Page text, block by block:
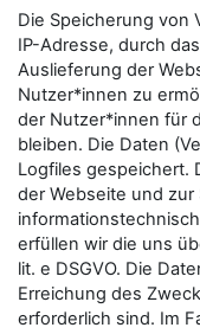
Die Speicherung von
IP-Adresse, durch
Auslieferung der
Nutzer*innen zu
der Nutzer*innen für
bleiben. Die Daten
Logfiles gespeichert.
der Webseite und
erfüllen wir die uns
lit. e DSGVO. Die
Erreichung des
erforderlich sind. Im